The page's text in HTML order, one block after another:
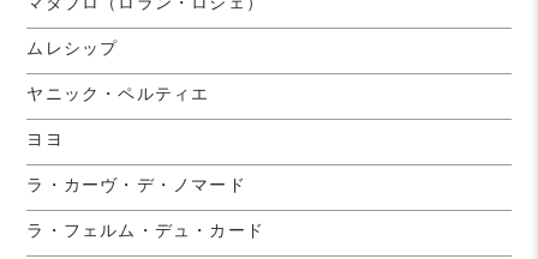
ムレシップ
ヤニック・ペルティエ
ヨヨ
ラ・カーヴ・デ・ノマード
ラ・フェルム・デュ・カード